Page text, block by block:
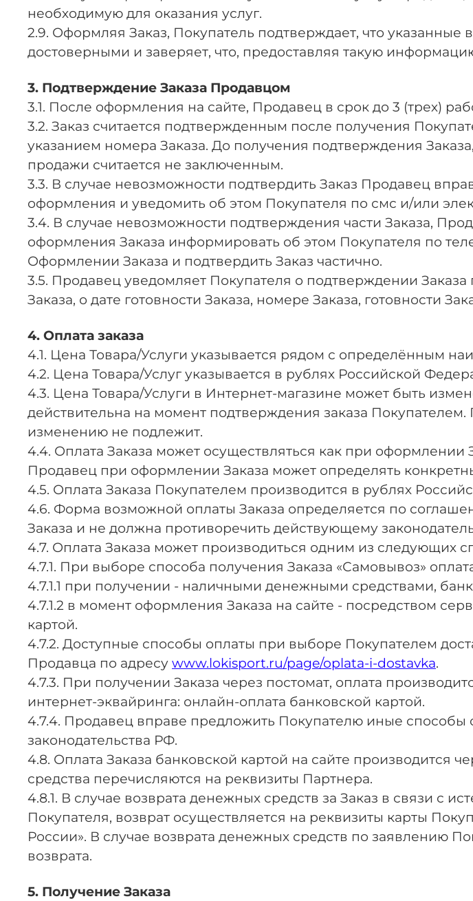
необходимую для оказания услуг.
2.9. Оформляя Заказ, Покупатель подтверждает, что указанные
достоверными и заверяет, что, предоставляя такую
3. Подтверждение Заказа Продавцом
3.1. После оформления на сайте, Продавец в срок до 3 (трех)
3.2. Заказ считается подтвержденным после получения
указанием номера Заказа. До получения подтверждения
продажи считается не заключенным.
3.3. В случае невозможности подтвердить Заказ Продавец
оформления и уведомить об этом Покупателя по смс и/или
3.4. В случае невозможности подтверждения части Заказа,
оформления Заказа информировать об этом Покупателя по
Оформлении Заказа и подтвердить Заказ частично.
3.5. Продавец уведомляет Покупателя о подтверждении
Заказа, о дате готовности Заказа, номере Заказа, готовности
4. Оплата заказа
4.1. Цена Товара/Услуги указывается рядом с определённым
4.2. Цена Товара/Услуг указывается в рублях Российской
4.3. Цена Товара/Услуги в Интернет-магазине может быть
действительна на момент подтверждения заказа
изменению не подлежит.
4.4. Оплата Заказа может осуществляться как при
Продавец при оформлении Заказа может определять
4.5. Оплата Заказа Покупателем производится в рублях
4.6. Форма возможной оплаты Заказа определяется по
Заказа и не должна противоречить действующему
4.7. Оплата Заказа может производиться одним из следующих
4.7.1. При выборе способа получения Заказа «Самовывоз»
4.7.1.1 при получении - наличными денежными средствами,
4.7.1.2 в момент оформления Заказа на сайте - посредством
картой.
4.7.2. Доступные способы оплаты при выборе Покупателем
Продавца по адресу www.lokisport.ru/page/oplata-i-dostavka.
4.7.3. При получении Заказа через постомат, оплата
интернет-эквайринга: онлайн-оплата банковской картой.
4.7.4. Продавец вправе предложить Покупателю иные
законодательства РФ.
4.8. Оплата Заказа банковской картой на сайте
средства перечисляются на реквизиты Партнера.
4.8.1. В случае возврата денежных средств за Заказ в связи с
Покупателя, возврат осуществляется на реквизиты карты
России». В случае возврата денежных средств по заявлению
возврата.
5. Получение Заказа